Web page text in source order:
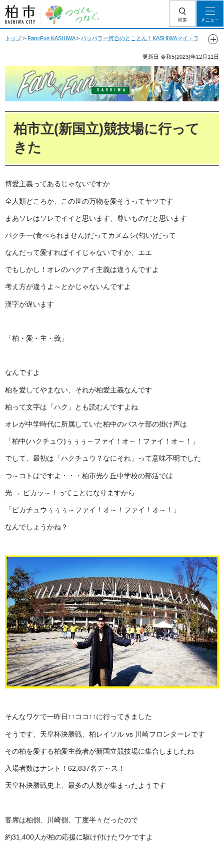
柏市 つづくを、
つなぐ。
検索 メニュー
トップ> Fan×Fun KASHIWA> パッパラー河合のとことん！KASHIWAマイ・ラ
更新日 令和5(2023)年12月11日
柏市立(新国立)競技場に行って
きた
博愛主義ってあるじゃないですか
全人類どころか、この世の万物を愛そうってヤツです
まあソレはソレでイイと思います、尊いものだと思います
パクチー(食べられません)だってカメムシ(匂い)だって
なんだって愛すればイイじゃないですか、エエ
でもしかし！オレのハクアイ主義は違うんですよ
考え方が違うよ～とかじゃないんですよ
漢字が違います
「柏・愛・主・義」
なんですよ
柏を愛してやまない、それが柏愛主義なんです
柏って文字は「ハク」とも読むんですよね
オレが中学時代に所属していた柏中のバスケ部の掛け声は
「柏中(ハクチュウ)ぅぅぅ～ファイ！オ～！ファイ！オ～！」
でして、最初は「ハクチュウ？なにそれ」って意味不明でした
つ～コトはですよ・・・柏市光ケ丘中学校の部活では
光 → ピカッ～！ってことになりますから
「ピカチュウぅぅぅ～ファイ！オ～！ファイ！オ～！」
なんでしょうかね？
そんなワケで一昨日↑↑ココ↑↑に行ってきました
そうです、天皇杯決勝戦、柏レイソル vs 川崎フロンターレです
その柏を愛する柏愛主義者が新国立競技場に集合しましたね
入場者数はナント！62,837名デ～ス！
天皇杯決勝戦史上、最多の人数が集まったようです
客席は柏側、川崎側、丁度半々だったので
約31,400人が柏の応援に駆け付けたワケですよ